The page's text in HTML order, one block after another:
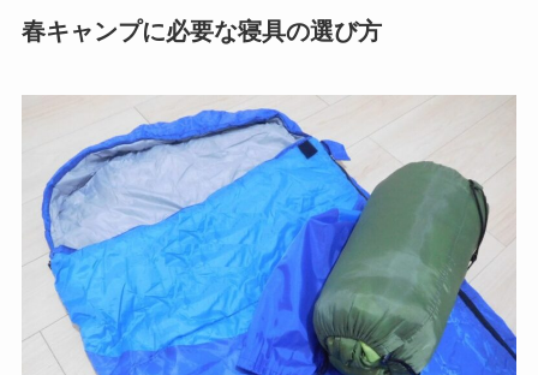
春キャンプに必要な寝具の選び方